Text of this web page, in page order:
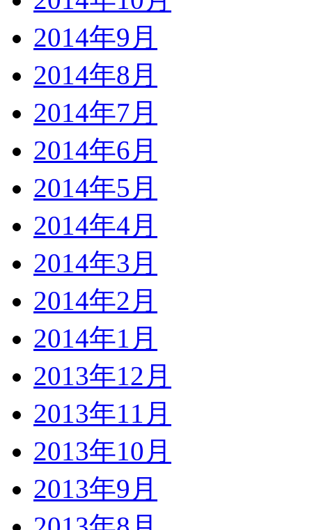
2014年9月
2014年8月
2014年7月
2014年6月
2014年5月
2014年4月
2014年3月
2014年2月
2014年1月
2013年12月
2013年11月
2013年10月
2013年9月